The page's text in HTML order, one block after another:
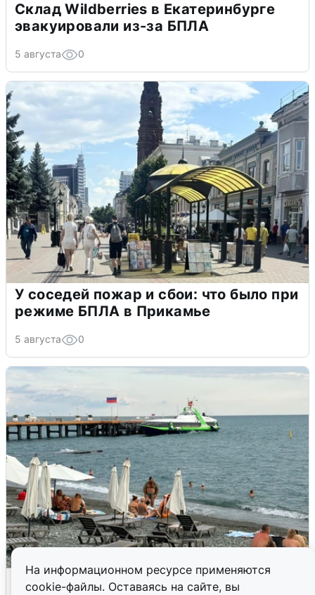
На информационном ресурсе применяются
cookie-файлы. Оставаясь на сайте, вы
Склад Wildberries в Екатеринбурге
эвакуировали из-за БПЛА
5 августа 0
У соседей пожар и сбои: что было при
режиме БПЛА в Прикамье
5 августа 0
Жители и туристы Сочи рассказали